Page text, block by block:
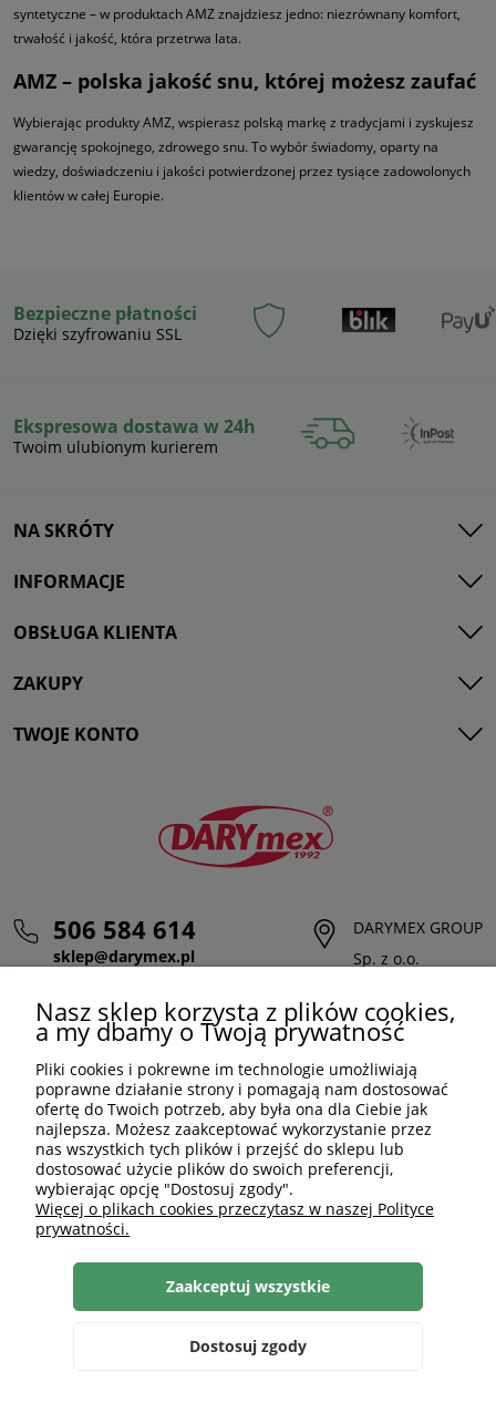
syntetyczne – w produktach AMZ znajdziesz jedno: niezrównany komfort,
trwałość i jakość, która przetrwa lata.
AMZ – polska jakość snu, której możesz zaufać
Wybierając produkty AMZ, wspierasz polską markę z tradycjami i zyskujesz
gwarancję spokojnego, zdrowego snu. To wybór świadomy, oparty na
wiedzy, doświadczeniu i jakości potwierdzonej przez tysiące zadowolonych
klientów w całej Europie.
Bezpieczne płatności
Dzięki szyfrowaniu SSL
Ekspresowa dostawa w 24h
Twoim ulubionym kurierem
NA SKRÓTY
INFORMACJE
OBSŁUGA KLIENTA
ZAKUPY
TWOJE KONTO
506 584 614
sklep@darymex.pl
DARYMEX GROUP
Sp. z o.o.
32-620 Brzeszcze
PLN PL
Nasz sklep korzysta z plików cookies,
a my dbamy o Twoją prywatność
Pliki cookies i pokrewne im technologie umożliwiają
poprawne działanie strony i pomagają nam dostosować
ofertę do Twoich potrzeb, aby była ona dla Ciebie jak
najlepsza. Możesz zaakceptować wykorzystanie przez
nas wszystkich tych plików i przejść do sklepu lub
dostosować użycie plików do swoich preferencji,
wybierając opcję "Dostosuj zgody".
Więcej o plikach cookies przeczytasz w naszej Polityce
prywatności.
Dostosuj zgody
Zaakceptuj wszystkie